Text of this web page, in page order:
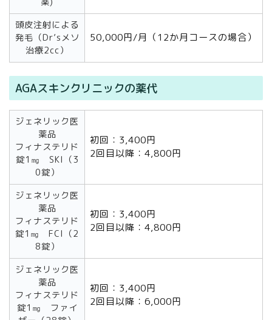
頭皮注射による
発毛（Dr’sメソ
治療2cc）
50,000円/月（12か月コースの場合）
AGAスキンクリニックの薬代
ジェネリック医
薬品
フィナステリド
錠1㎎ SKI（3
0錠）
初回：3,400円
2回目以降：4,800円
ジェネリック医
薬品
フィナステリド
錠1㎎ FCI（2
8錠）
初回：3,400円
2回目以降：4,800円
ジェネリック医
薬品
フィナステリド
錠1㎎ ファイ
初回：3,400円
2回目以降：6,000円